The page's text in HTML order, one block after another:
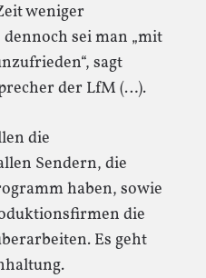
weniger
sei man „mit
sagt
der LfM (…).
die
Sendern, die
haben, sowie
die
Es geht